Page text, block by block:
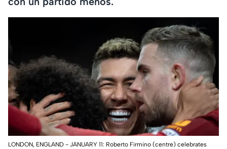
LONDON, ENGLAND - JANUARY 11: Roberto Firmino (centre) celebrates